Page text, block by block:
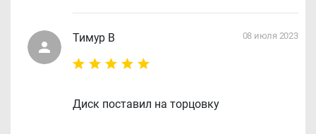
Тимур В 08 июля 2023
Диск поставил на торцовку